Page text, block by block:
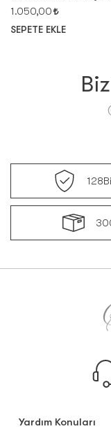
1.050,00
SEPETE EKLE
Yardım Konuları